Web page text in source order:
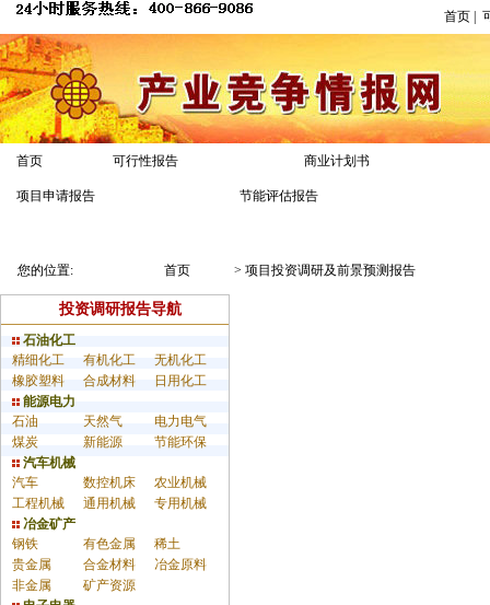
首页
首页 可行性报告 商业计划书
项目申请报告 节能评估报告
您的位置: 首页 > 项目投资调研及前景预测报告
投资调研报告导航
石油化工
精细化工
有机化工
无机化工
橡胶塑料
合成材料
日用化工
能源电力
石油
天然气
电力电气
煤炭
新能源
节能环保
汽车机械
汽车
数控机床
农业机械
工程机械
通用机械
专用机械
冶金矿产
钢铁
有色金属
稀土
贵金属
合金材料
冶金原料
非金属
矿产资源